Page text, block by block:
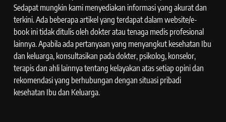
Sedapat mungkin kami menyediakan informasi yang akurat dan
terkini. Ada beberapa artikel yang terdapat dalam website/e-
book ini tidak ditulis oleh dokter atau tenaga medis profesional
lainnya. Apabila ada pertanyaan yang menyangkut kesehatan Ibu
dan keluarga, konsultasikan pada dokter, psikolog, konselor,
terapis dan ahli lainnya tentang kelayakan atas setiap opini dan
rekomendasi yang berhubungan dengan situasi pribadi
kesehatan Ibu dan Keluarga.